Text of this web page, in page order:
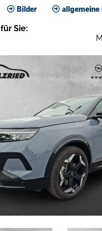
Bilder allgemeine
für Sie: